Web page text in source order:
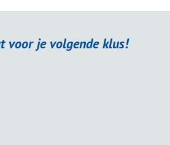
voor je volgende klus!